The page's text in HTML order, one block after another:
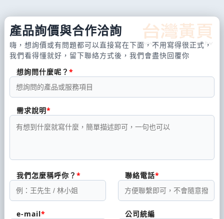
產品詢價與合作洽詢
嗨，想詢價或有問題都可以直接寫在下面，不用寫得很正式，
我們看得懂就好，留下聯絡方式後，我們會盡快回覆你
想詢問什麼呢？
需求說明
我們怎麼稱呼你？ 聯絡電話
e-mail 公司統編